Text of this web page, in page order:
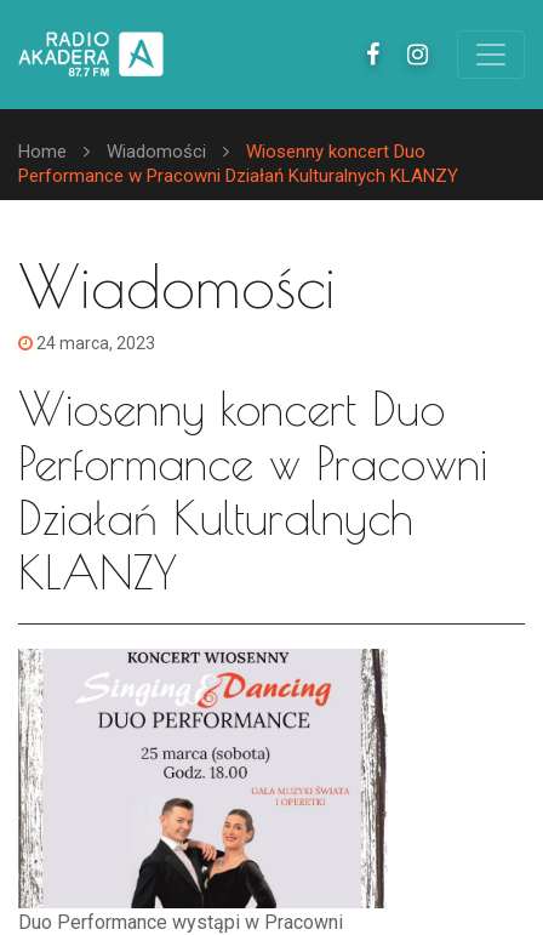
Home Wiadomości
Wiosenny koncert Duo
Performance w Pracowni Działań Kulturalnych KLANZY
Wiadomości
24 marca, 2023
Wiosenny koncert Duo
Performance w Pracowni
Działań Kulturalnych
KLANZY
Duo Performance wystąpi w Pracowni